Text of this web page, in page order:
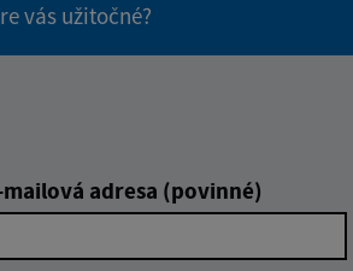
vás užitočné?
mailová adresa (povinné)